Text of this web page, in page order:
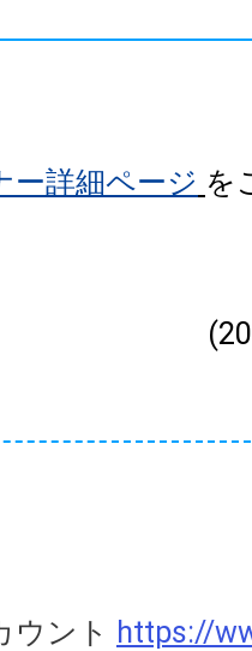
ー詳細ページ を
ウント https://